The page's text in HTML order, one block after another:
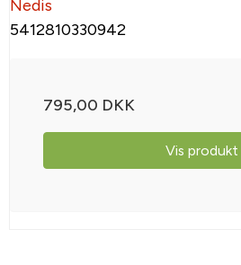
Nedis
5412810330942
795,00 DKK
Vis produkt